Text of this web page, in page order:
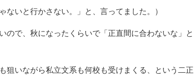
ないと行かさない。」と、言ってました。）
ので、秋になったくらいで「正直間に合わないな」と
狙いながら私立文系も何校も受けまくる、という二正